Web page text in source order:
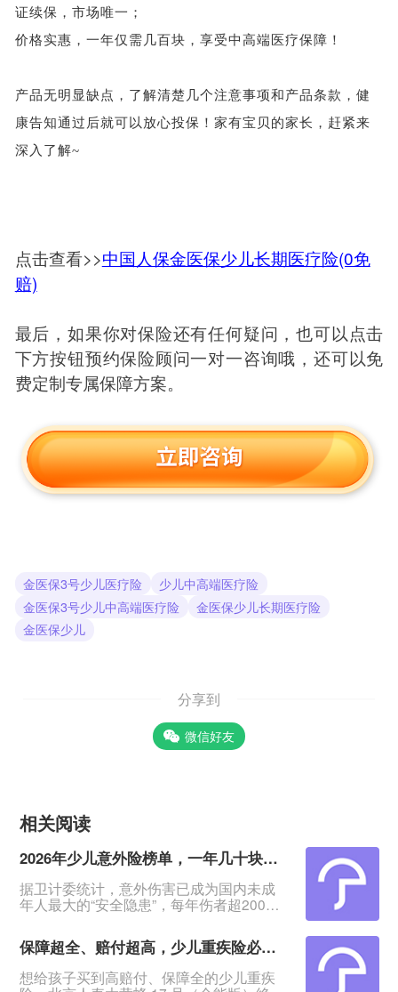
证续保，市场唯一；
价格实惠，一年仅需几百块，享受中高端医疗保障！
产品无明显缺点，了解清楚几个注意事项和产品条款，健
康告知通过后就可以放心投保！家有宝贝的家长，赶紧来
深入了解~
点击查看>>中国人保金医保少儿长期医疗险(0免
赔)
最后，如果你对保险还有任何疑问，也可以点击
下方按钮预约保险顾问一对一咨询哦，还可以免
费定制专属保障方案。
金医保3号少儿医疗险
少儿中高端医疗险
金医保3号少儿中高端医疗险
金医保少儿长期医疗险
金医保少儿
分享到
微信好友
相关阅读
2026年少儿意外险榜单，一年几十块搞定孩子意外保障
据卫计委统计，意外伤害已成为国内未成
年人最大的“安全隐患”，每年伤者超2000
怎么保护孩子？&nbsp;其实一份几十块钱
一年的意外险，就能报销孩子意外医疗
费，还提供意外身故/伤残赔付，给孩子一
份确定保障。&nbsp;今日这2款意外险，低
保障超全、赔付超高，少儿重疾险必看大黄蜂17号（全能版）
想给孩子买到高赔付、保障全的少儿重疾